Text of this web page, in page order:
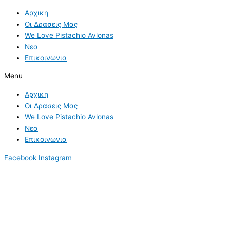
content
Αρχικη
Οι Δρασεις Μας
We Love Pistachio Avlonas
Νεα
Επικοινωνια
Menu
Αρχικη
Οι Δρασεις Μας
We Love Pistachio Avlonas
Νεα
Επικοινωνια
Facebook Instagram
Φάσεις
της
Ελιάς:
Ελλειψη
νερού
&
Θερμοκρασίες
a
r
c
h
r